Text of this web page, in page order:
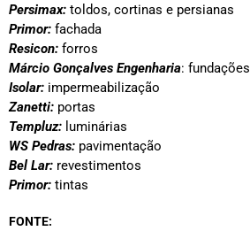
Persimax: toldos, cortinas e persianas
Primor: fachada
Resicon: forros
Márcio Gonçalves Engenharia: fundações
Isolar: impermeabilização
Zanetti: portas
Templuz: luminárias
WS Pedras: pavimentação
Bel Lar: revestimentos
Primor: tintas
FONTE: